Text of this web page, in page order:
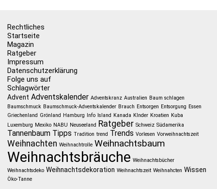
Rechtliches
Startseite
Magazin
Ratgeber
Impressum
Datenschutzerklärung
Folge uns auf
Schlagwörter
Advent Adventskalender Adventskranz Australien Baum schlagen
Baumschmuck Baumschmuck-Adventskalender Brauch Entsorgen Entsorgung Essen
Griechenland Grönland Hamburg Info Island Kanada KInder Kroatien Kuba
Luxemburg Mexiko NABU Neuseeland Ratgeber Schweiz Südamerika
Tannenbaum Tipps Tradition trend Trends Vorlesen Vorweihnachtszeit
Weihnachten Weihnachtrolle Weihnachtsbaum
Weihnachtsbräuche Weihnachtsbücher
Weihnachtsdeko Weihnachtsdekoration Weihnachtszeit Weihnahcten Wissen
Öko-Tanne